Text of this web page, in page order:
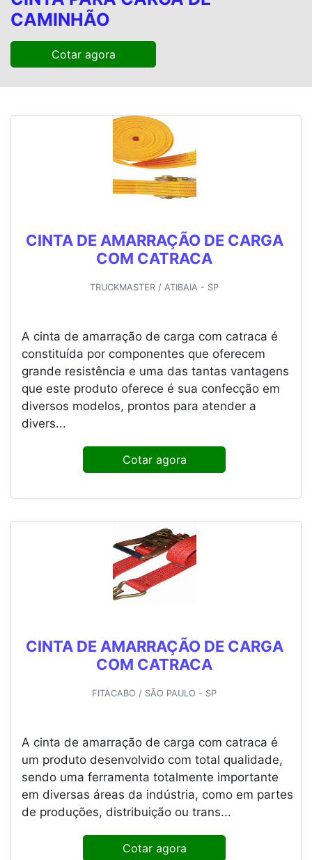
CAMINHÃO
Cotar agora
CINTA DE AMARRAÇÃO DE CARGA
COM CATRACA
TRUCKMASTER / ATIBAIA - SP
A cinta de amarração de carga com catraca é
constituída por componentes que oferecem
grande resistência e uma das tantas vantagens
que este produto oferece é sua confecção em
diversos modelos, prontos para atender a
divers...
Cotar agora
CINTA DE AMARRAÇÃO DE CARGA
COM CATRACA
FITACABO / SÃO PAULO - SP
A cinta de amarração de carga com catraca é
um produto desenvolvido com total qualidade,
sendo uma ferramenta totalmente importante
em diversas áreas da indústria, como em partes
de produções, distribuição ou trans...
Cotar agora